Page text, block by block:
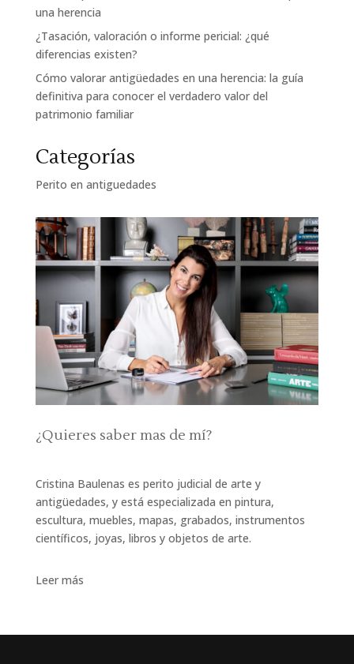
una herencia
¿Tasación, valoración o informe pericial: ¿qué
diferencias existen?
Cómo valorar antigüedades en una herencia: la guía
definitiva para conocer el verdadero valor del
patrimonio familiar
Categorías
Perito en antiguedades
¿Quieres saber mas de mí?
Cristina Baulenas es perito judicial de arte y
antigüedades, y está especializada en pintura,
escultura, muebles, mapas, grabados, instrumentos
científicos, joyas, libros y objetos de arte.
Leer más